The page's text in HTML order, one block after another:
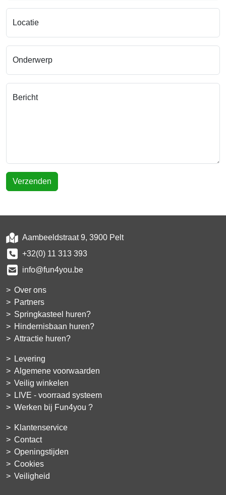
Locatie
Onderwerp
Bericht
Verzenden
Aambeeldstraat 9, 3900 Pelt
+32(0) 11 313 393
info@fun4you.be
Over ons
Partners
Springkasteel huren?
Hindernisbaan huren?
Attractie huren?
Levering
Algemene voorwaarden
Veilig winkelen
LIVE - voorraad systeem
Werken bij Fun4you ?
Klantenservice
Contact
Openingstijden
Cookies
Veiligheid